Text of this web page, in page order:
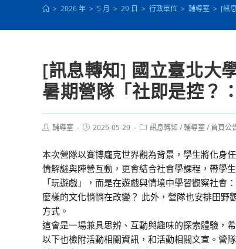
> 2026 年 > 5 月 > 29 日 > 行政單位 > 輔導室 > [訊
[訊息轉知] 國立臺北大
暑期營隊「社即是控？
Post輔導室
Post2026-05-29
Post訊息轉知 /輔導室 /首頁公
本次營隊以賽博龐克世界觀為背景，學生將化身
情解謎與陣營互動，更會結合社會學課程，帶學
「玩遊戲」，而是在遊戲與情境中學習觀察社
麼樣的文化悄悄在改變？ 此外，營隊也安排田
方式。
這會是一場兼具思辨、互動與趣味的探索體驗，
以下也檢附活動相關資訊，和活動相關文宣。營